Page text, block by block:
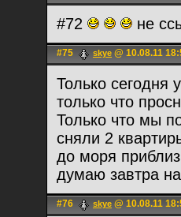
#72 не
#75 skye @ 10.08.11
Только сегодня
только что
Только что мы
сняли 2
до моря
думаю завтра
#76 skye @ 10.08.11